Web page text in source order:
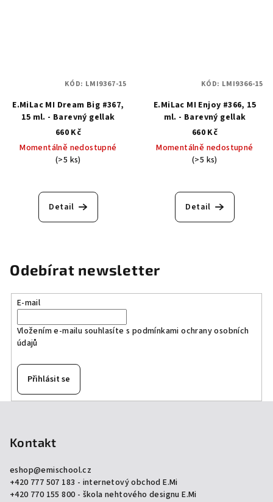
E.MiLac MI Dream Big #367,
15 ml. - Barevný gellak
660 Kč
Momentálně nedostupné
(>5 ks)
Detail
KÓD: LMI9367-15
E.MiLac MI Enjoy #366, 15
ml. - Barevný gellak
660 Kč
Momentálně nedostupné
(>5 ks)
Detail
KÓD: LMI9366-15
Odebírat newsletter
E-mail
Vložením e-mailu souhlasíte s podmínkami ochrany osobních
údajů
Přihlásit se
Kontakt
eshop@emischool.cz
+420 777 507 183 - internetový obchod E.Mi
+420 770 155 800 - škola nehtového designu E.Mi